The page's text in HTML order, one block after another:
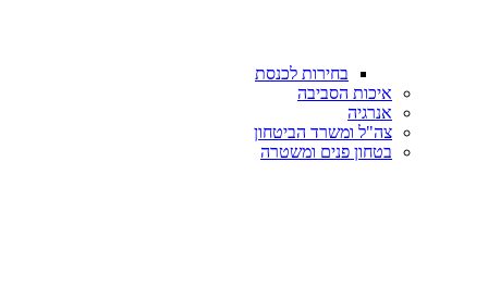
בחירות לכנסת
איכות הסביבה
אנרגיה
צה"ל ומשרד הביטחון
בטחון פנים ומשטרה